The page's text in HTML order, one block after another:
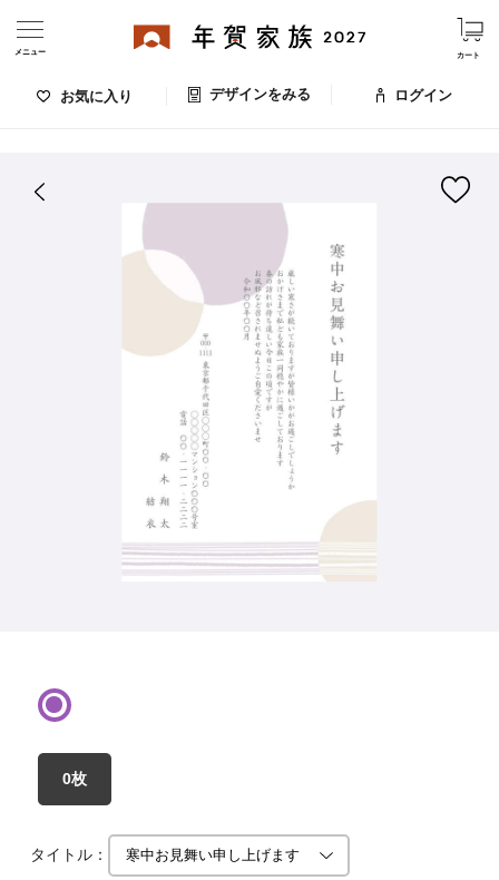
お気に入り デザインをみる
カート
ログイン
メニュー
デザインをみる
お気に入りのデザイン
お支払い方法
年賀家族について
サービス詳細
お問い合わせ
0枚
タイトル：